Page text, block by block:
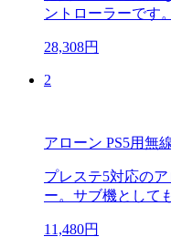
ントローラーです。
28,308円
2
アローン PS5用無
プレステ5対応の
ー。サブ機として
11,480円